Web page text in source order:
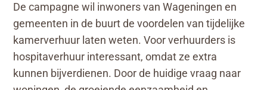
De campagne wil inwoners van Wageningen en
gemeenten in de buurt de voordelen van tijdelijke
kamerverhuur laten weten. Voor verhuurders is
hospitaverhuur interessant, omdat ze extra
kunnen bijverdienen. Door de huidige vraag naar